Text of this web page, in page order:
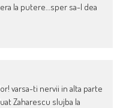
la putere…sper sa-l dea
varsa-ti nervii in alta parte
Zaharescu slujba la